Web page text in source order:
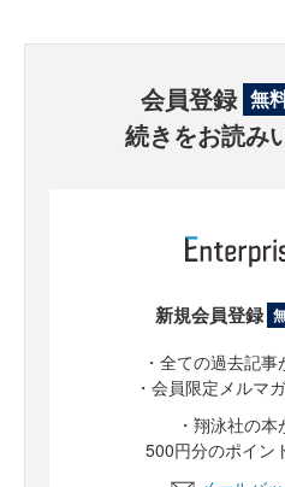
会員登録 無
続きをお読み
新規会員登録
・全ての過去記
・会員限定メルマ
・翔泳社の本
500円分のポイン